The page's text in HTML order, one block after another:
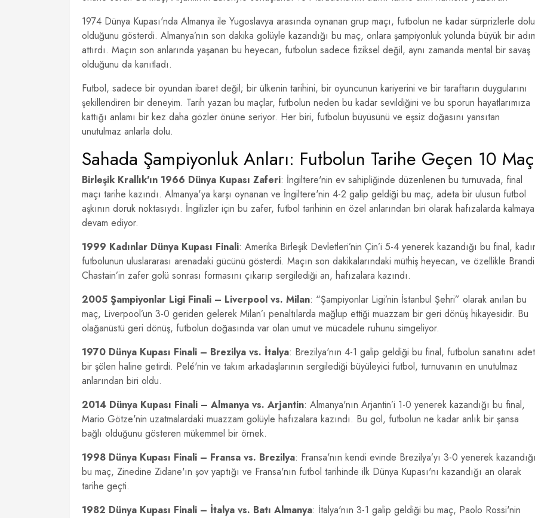
1974 Dünya Kupası'nda Almanya ile Yugoslavya arasında oynanan grup maçı, futbolun ne kadar sürprizlerle dolu
olduğunu gösterdi. Almanya’nın son dakika golüyle kazandığı bu maç, onlara şampiyonluk yolunda büyük bir
attırdı. Maçın son anlarında yaşanan bu heyecan, futbolun sadece fiziksel değil, aynı zamanda mental bir savaş
olduğunu da kanıtladı.
Futbol, sadece bir oyundan ibaret değil; bir ülkenin tarihini, bir oyuncunun kariyerini ve bir taraftarın duygularını
şekillendiren bir deneyim. Tarih yazan bu maçlar, futbolun neden bu kadar sevildiğini ve bu sporun hayatlarımıza
kattığı anlamı bir kez daha gözler önüne seriyor. Her biri, futbolun büyüsünü ve eşsiz doğasını yansıtan
unutulmaz anlarla dolu.
Sahada Şampiyonluk Anları: Futbolun Tarihe Geçen 10
Birleşik Krallık'ın 1966 Dünya Kupası Zaferi: İngiltere'nin ev sahipliğinde düzenlenen bu turnuvada, final
maçı tarihe kazındı. Almanya'ya karşı oynanan ve İngiltere'nin 4-2 galip geldiği bu maç, adeta bir ulusun futbol
aşkının doruk noktasıydı. İngilizler için bu zafer, futbol tarihinin en özel anlarından biri olarak hafızalarda kalmaya
devam ediyor.
1999 Kadınlar Dünya Kupası Finali: Amerika Birleşik Devletleri’nin Çin’i 5-4 yenerek kazandığı bu final,
futbolunun uluslararası arenadaki gücünü gösterdi. Maçın son dakikalarındaki müthiş heyecan, ve özellikle Brandi
Chastain’in zafer golü sonrası formasını çıkarıp sergilediği an, hafızalara kazındı.
2005 Şampiyonlar Ligi Finali – Liverpool vs. Milan: “Şampiyonlar Ligi’nin İstanbul Şehri” olarak anılan bu
maç, Liverpool’un 3-0 geriden gelerek Milan’ı penaltılarda mağlup ettiği muazzam bir geri dönüş hikayesidir. Bu
olağanüstü geri dönüş, futbolun doğasında var olan umut ve mücadele ruhunu simgeliyor.
1970 Dünya Kupası Finali – Brezilya vs. İtalya: Brezilya'nın 4-1 galip geldiği bu final, futbolun sanatını
bir şölen haline getirdi. Pelé'nin ve takım arkadaşlarının sergilediği büyüleyici futbol, turnuvanın en unutulmaz
anlarından biri oldu.
2014 Dünya Kupası Finali – Almanya vs. Arjantin: Almanya'nın Arjantin’i 1-0 yenerek kazandığı bu final,
Mario Götze'nin uzatmalardaki muazzam golüyle hafızalara kazındı. Bu gol, futbolun ne kadar anlık bir şansa
bağlı olduğunu gösteren mükemmel bir örnek.
1998 Dünya Kupası Finali – Fransa vs. Brezilya: Fransa'nın kendi evinde Brezilya’yı 3-0 yenerek
bu maç, Zinedine Zidane'ın şov yaptığı ve Fransa'nın futbol tarihinde ilk Dünya Kupası'nı kazandığı an olarak
tarihe geçti.
1982 Dünya Kupası Finali – İtalya vs. Batı Almanya: İtalya'nın 3-1 galip geldiği bu maç, Paolo Rossi'nin